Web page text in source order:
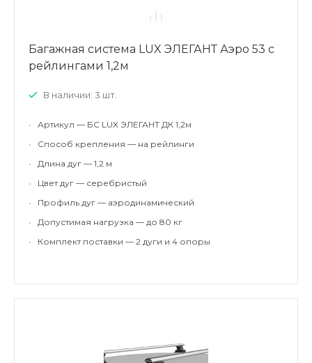
Багажная система LUX ЭЛЕГАНТ Аэро 53 с
рейлингами 1,2м
В наличии: 3 шт.
•
Артикул — БС LUX ЭЛЕГАНТ ДК 1,2м
•
Способ крепления — на рейлинги
•
Длина дуг — 1,2 м
•
Цвет дуг — серебристый
•
Профиль дуг — аэродинамический
•
Допустимая нагрузка — до 80 кг
•
Комплект поставки — 2 дуги и 4 опоры